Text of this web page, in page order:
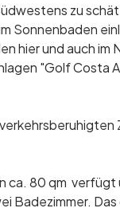
zu
Sonnenbaden
hier und auch im
"Golf Costa
ca. 80 qm verfügt
Badezimmer.